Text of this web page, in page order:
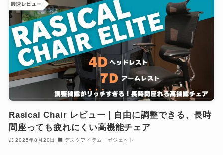
Rasical Chair レビュー｜自由に調整できる、長時
間座っても疲れにくい高機能チェア
2025年8月20日 デスクアイテム・ガジェット